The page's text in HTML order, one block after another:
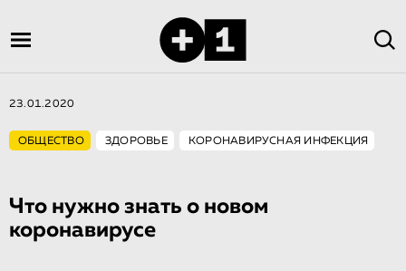
23.01.2020
ОБЩЕСТВО ЗДОРОВЬЕ КОРОНАВИРУСНАЯ ИНФЕКЦИЯ
Что нужно знать о новом
коронавирусе